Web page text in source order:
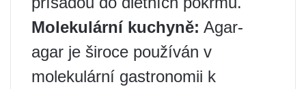
Molekulární kuchyně: Agar-
agar je široce používán v
molekulární gastronomii k